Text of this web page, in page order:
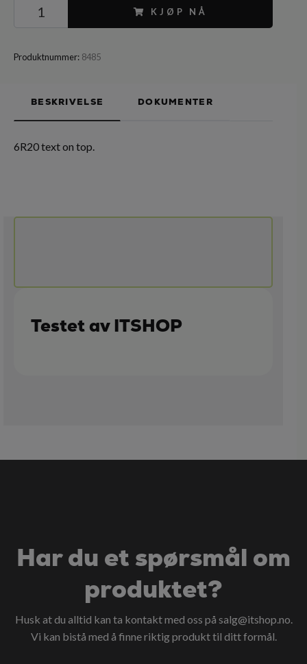
KJØP NÅ
Produktnummer: 8485
BESKRIVELSE DOKUMENTER
6R20 text on top.
Testet av ITSHOP
Har du et spørsmål om
produktet?
Husk at du alltid kan ta kontakt med oss på salg@itshop.no.
Vi kan bistå med å finne riktig produkt til ditt formål.